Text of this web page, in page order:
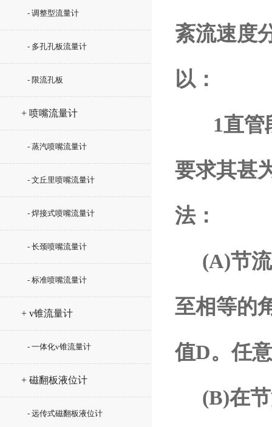
- 调整型流量计
- 多孔孔板流量计
- 限流孔板
+ 喷嘴流量计
- 蒸汽喷嘴流量计
- 文丘里喷嘴流量计
- 焊接式喷嘴流量计
- 长颈喷嘴流量计
- 标准喷嘴流量计
+ v锥流量计
- 一体化v锥流量计
+ 磁翻板液位计
- 远传式磁翻板液位计
紊流速度
以：
1直管段
要求其甚
法：
(A)节流
至相等的
值D。任
(B)在节